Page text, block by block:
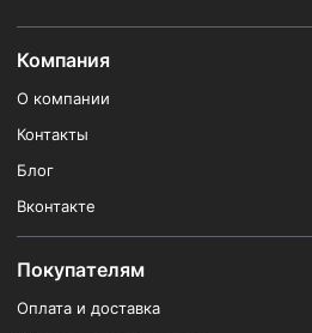
Компания
О компании
Контакты
Блог
Вконтакте
Покупателям
Оплата и доставка